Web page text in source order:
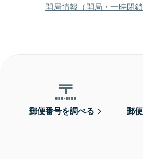
開局情報（開局・一時閉
郵便番号を調べる
郵